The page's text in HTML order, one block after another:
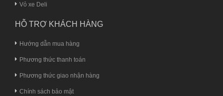
Vỏ xe Deli
HỖ TRỢ KHÁCH HÀNG
Hướng dẫn mua hàng
Phương thức thanh toán
Phương thức giao nhận hàng
Chính sách bảo mật